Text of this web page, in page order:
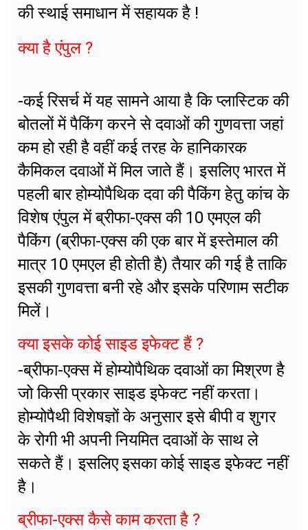
की स्थाई समाधान में सहायक है !
क्या है एंपुल ?
-कई रिसर्च में यह सामने आया है कि प्लास्टिक की
बोतलों में पैकिंग करने से दवाओं की गुणवत्ता जहां
कम हो रही है वहीं कई तरह के हानिकारक
कैमिकल दवाओं में मिल जाते हैं। इसलिए भारत में
पहली बार होम्योपैथिक दवा की पैकिंग हेतु कांच के
विशेष एंपुल में ब्रीफा-एक्स की 10 एमएल की
पैकिंग (ब्रीफा-एक्स की एक बार में इस्तेमाल की
मात्र 10 एमएल ही होती है) तैयार की गई है ताकि
इसकी गुणवत्ता बनी रहे और इसके परिणाम सटीक
मिलें।
क्या इसके कोई साइड इफेक्ट हैं ?
-ब्रीफा-एक्स में होम्योपैथिक दवाओं का मिश्रण है
जो किसी प्रकार साइड इफेक्ट नहीं करता।
होम्योपैथी विशेषज्ञों के अनुसार इसे बीपी व शुगर
के रोगी भी अपनी नियमित दवाओं के साथ ले
सकते हैं। इसलिए इसका कोई साइड इफेक्ट नहीं
है।
ब्रीफा-एक्स कैसे काम करता है ?